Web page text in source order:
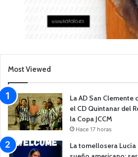
Most Viewed
La AD San Clemente
el CD Quintanar del
la Copa JCCM
Hace 17 horas
La tomellosera